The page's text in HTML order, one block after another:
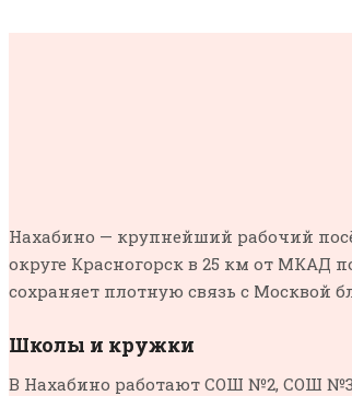
Нахабино — крупнейший рабочий
округе Красногорск в 25 км от МКАД
сохраняет плотную связь с Москвой
Школы и кружки
В Нахабино работают СОШ №2, СОШ №3